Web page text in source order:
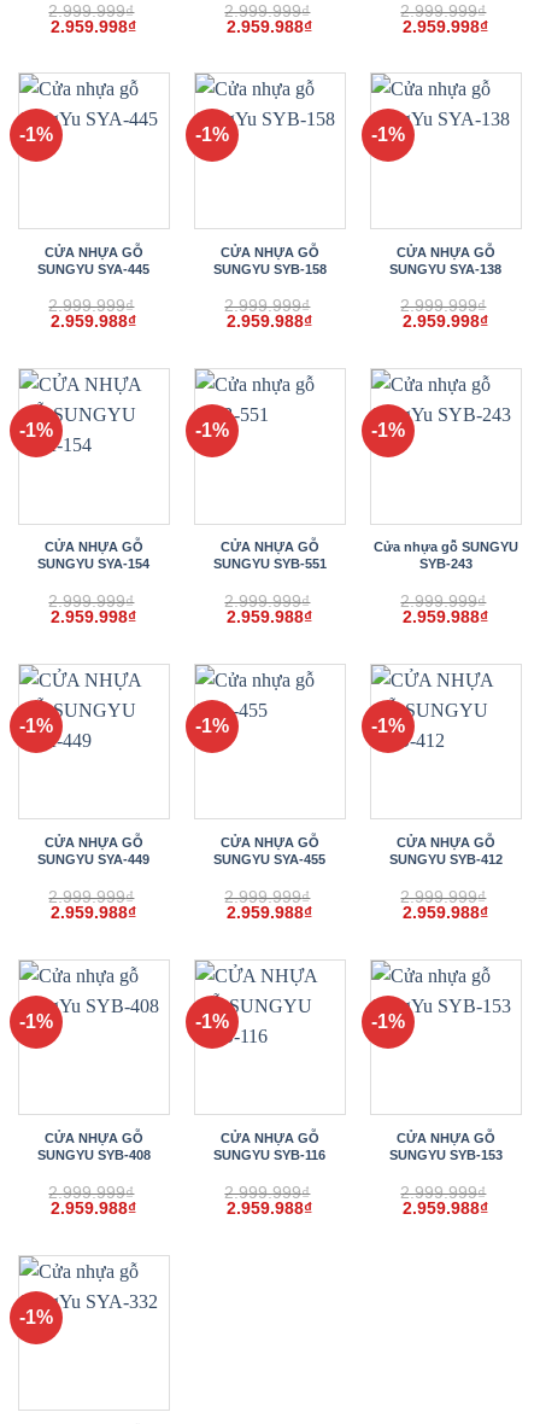
2.999.999₫
Giá
2.999.999₫.
2.959.998₫Giá
là:
2.959.998₫.
2.999.999₫
Giá
2.999.999₫.
2.959.988₫Giá
là:
2.959.988₫.
2.999.999₫
Giá
2.999.999₫.
2.959.998₫Giá
là:
-1%
CỬA NHỰA GỖ
SUNGYU SYA-445
2.999.999₫
Giá
2.999.999₫.
2.959.988₫Giá
là:
2.959.988₫.
-1%
CỬA NHỰA GỖ
SUNGYU SYB-158
2.999.999₫
Giá
2.999.999₫.
2.959.988₫Giá
là:
2.959.988₫.
-1%
CỬA NHỰA GỖ
SUNGYU SYA-138
2.999.999₫
Giá
2.999.999₫.
2.959.998₫Giá
là:
-1%
CỬA NHỰA GỖ
SUNGYU SYA-154
2.999.999₫
Giá
2.999.999₫.
2.959.998₫Giá
là:
2.959.998₫.
-1%
CỬA NHỰA GỖ
SUNGYU SYB-551
2.999.999₫
Giá
2.999.999₫.
2.959.988₫Giá
là:
2.959.988₫.
-1%
Cửa nhựa gỗ SUNGYU
SYB-243
2.999.999₫
Giá
2.999.999₫.
2.959.988₫Giá
là:
-1%
CỬA NHỰA GỖ
SUNGYU SYA-449
2.999.999₫
Giá
2.999.999₫.
2.959.988₫Giá
là:
2.959.988₫.
-1%
CỬA NHỰA GỖ
SUNGYU SYA-455
2.999.999₫
Giá
2.999.999₫.
2.959.988₫Giá
là:
2.959.988₫.
-1%
CỬA NHỰA GỖ
SUNGYU SYB-412
2.999.999₫
Giá
2.999.999₫.
2.959.988₫Giá
là:
-1%
CỬA NHỰA GỖ
SUNGYU SYB-408
2.999.999₫
Giá
2.999.999₫.
2.959.988₫Giá
là:
2.959.988₫.
-1%
CỬA NHỰA GỖ
SUNGYU SYB-116
2.999.999₫
Giá
2.959.988₫Giá
-1%
CỬA NHỰA GỖ
SUNGYU SYB-153
2.999.999₫
Giá
2.959.988₫Giá
-1%